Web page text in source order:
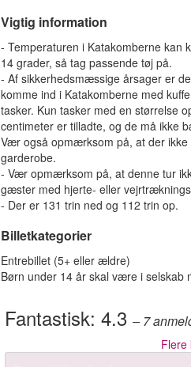
Vigtig information
- Temperaturen i Katakomberne kan
14 grader, så tag passende tøj på.
- Af sikkerhedsmæssige årsager er
komme ind i Katakomberne med
tasker. Kun tasker med en størrelse
centimeter er tilladte, og de må ikke
Vær også opmærksom på, at der ikke
garderobe.
- Vær opmærksom på, at denne tur
gæster med hjerte- eller
- Der er 131 trin ned og 112 trin op.
Billetkategorier
Entrebillet (5+ eller ældre)
Børn under 14 år skal være i selskab
Fantastisk:4.3– 7
Flere